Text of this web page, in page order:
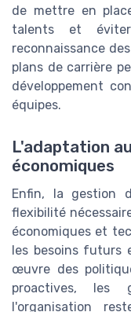
de mettre en
talents et
reconnaissance
plans de carrière
développement
équipes.
L'adaptation
économiques
Enfin, la gestion
flexibilité
économiques et
les besoins futurs
œuvre des
proactives, les
l'organisation